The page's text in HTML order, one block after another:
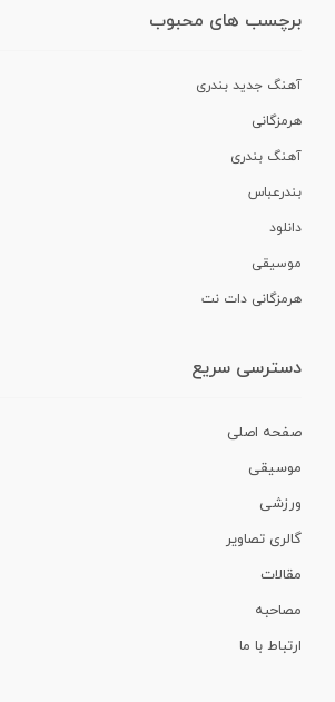
برچسب های محبوب
آهنگ جدید بندری
هرمزگانی
آهنگ بندری
بندرعباس
دانلود
موسیقی
هرمزگانی دات نت
دسترسی سریع
صفحه اصلی
موسیقی
ورزشی
گالری تصاویر
مقالات
مصاحبه
ارتباط با ما